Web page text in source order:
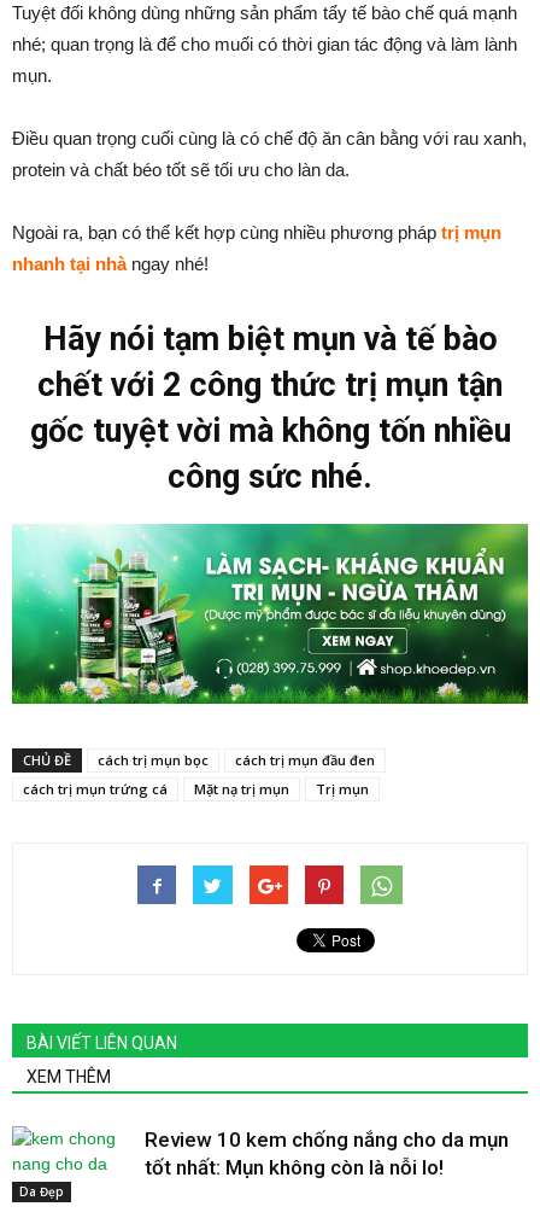
Tuyệt đối không dùng những sản phẩm tẩy tế bào chế quá mạnh
nhé; quan trọng là để cho muối có thời gian tác động và làm lành
mụn.
Điều quan trọng cuối cùng là có chế độ ăn cân bằng với rau xanh,
protein và chất béo tốt sẽ tối ưu cho làn da.
Ngoài ra, bạn có thể kết hợp cùng nhiều phương pháp trị mụn
nhanh tại nhàngay nhé!
Hãy nói tạm biệt mụn và tế bào
chết với 2 công thức trị mụn tận
gốc tuyệt vời mà không tốn nhiều
công sức nhé.
CHỦ ĐỀ cách trị mụn bọc
cách trị mụn đầu đen
cách trị mụn trứng cá
Mặt nạ trị mụn Trị mụn
BÀI VIẾT LIÊN QUAN
XEM THÊM
Da Đẹp
Review 10 kem chống nắng cho da mụn
tốt nhất: Mụn không còn là nỗi lo!